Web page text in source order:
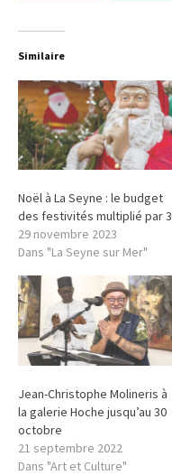
Similaire
Noël à La Seyne : le budget
des festivités multiplié par 3
29 novembre 2023
Dans "La Seyne sur Mer"
Jean-Christophe Molineris à
la galerie Hoche jusqu’au 30
octobre
21 septembre 2022
Dans "Art et Culture"